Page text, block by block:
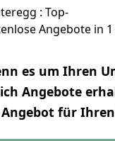
: Top-
Angebote in
es um Ihren
Angebote
Angebot für